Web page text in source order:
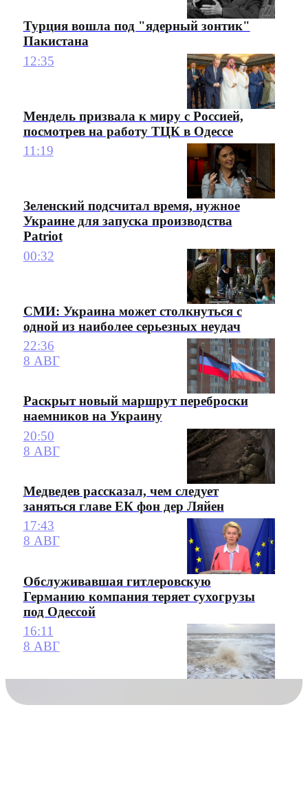
Турция вошла под "ядерный зонтик"
Пакистана
12:35
Мендель призвала к миру с Россией,
посмотрев на работу ТЦК в Одессе
11:19
Зеленский подсчитал время, нужное
Украине для запуска производства
Patriot
00:32
СМИ: Украина может столкнуться с
одной из наиболее серьезных неудач
22:36
8 АВГ
Раскрыт новый маршрут переброски
наемников на Украину
20:50
8 АВГ
Медведев рассказал, чем следует
заняться главе ЕК фон дер Ляйен
17:43
8 АВГ
Обслуживавшая гитлеровскую
Германию компания теряет сухогрузы
под Одессой
16:11
8 АВГ